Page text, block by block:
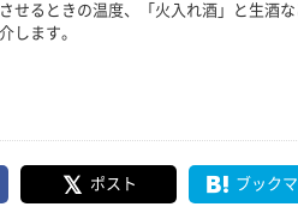
せるときの温度、「火入れ酒」と生酒
します。
ポスト ブック